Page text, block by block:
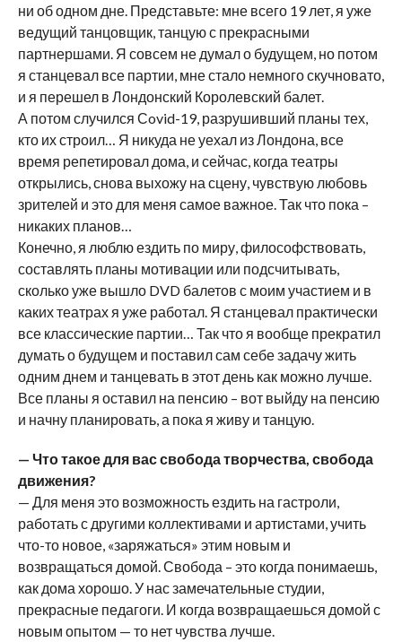
ни об одном дне. Представьте: мне всего 19 лет, я уже
ведущий танцовщик, танцую с прекрасными
партнершами. Я совсем не думал о будущем, но потом
я станцевал все партии, мне стало немного скучновато,
и я перешел в Лондонский Королевский балет.
А потом случился Сovid-19, разрушивший планы тех,
кто их строил… Я никуда не уехал из Лондона, все
время репетировал дома, и сейчас, когда театры
открылись, снова выхожу на сцену, чувствую любовь
зрителей и это для меня самое важное. Так что пока –
никаких планов…
Конечно, я люблю ездить по миру, философствовать,
составлять планы мотивации или подсчитывать,
сколько уже вышло DVD балетов с моим участием и в
каких театрах я уже работал. Я станцевал практически
все классические партии… Так что я вообще прекратил
думать о будущем и поставил сам себе задачу жить
одним днем и танцевать в этот день как можно лучше.
Все планы я оставил на пенсию – вот выйду на пенсию
и начну планировать, а пока я живу и танцую.
— Что такое для вас свобода творчества, свобода
движения?
— Для меня это возможность ездить на гастроли,
работать с другими коллективами и артистами, учить
что-то новое, «заряжаться» этим новым и
возвращаться домой. Свобода – это когда понимаешь,
как дома хорошо. У нас замечательные студии,
прекрасные педагоги. И когда возвращаешься домой с
новым опытом — то нет чувства лучше.